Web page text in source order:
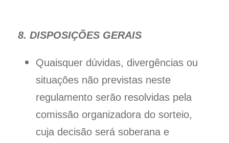
8. DISPOSIÇÕES GERAIS
Quaisquer dúvidas, divergências ou
situações não previstas neste
regulamento serão resolvidas pela
comissão organizadora do sorteio,
cuja decisão será soberana e